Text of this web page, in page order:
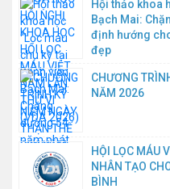
Hội thảo khoa
Bạch Mai:
định hướng
đẹp
CHƯƠNG
NĂM 2026
HỘI LỌC MÁU
NHÂN TẠO
BÌNH